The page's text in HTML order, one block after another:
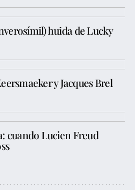
huida de Lucky
y Jacques Brel
cuando Lucien Freud